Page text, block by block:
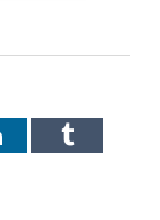
LinkedInTumblr